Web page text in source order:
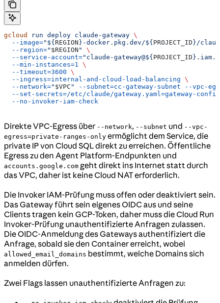
gcloud run deploy claude-gateway \
  --image=
"${ REGION }-docker.pkg.dev/${ PROJECT_ID }/
  --region=
" $REGION "
\
  --service-account=
"claude-gateway@${ PROJECT_ID
  --min-instances=1
\
  --timeout=3600
\
  --ingress=internal-and-cloud-load-balancing
\
  --network=
" $VPC " --subnet=cc-gateway-subnet --vpc-
--set-secrets=/etc/claude/gateway.yaml=gateway-
  --no-invoker-iam-check
Direkte VPC-Egress über --network, --subnet und --vpc-
egress=private-ranges-only ermöglicht dem Service, die
private IP von Cloud SQL direkt zu erreichen. Öffentliche
Egress zu den Agent Platform-Endpunkten und
accounts.google.com geht direkt ins Internet statt durch
das VPC, daher ist keine Cloud NAT erforderlich.
Die Invoker IAM-Prüfung muss offen oder deaktiviert sein.
Das Gateway führt sein eigenes OIDC aus und seine
Clients tragen kein GCP-Token, daher muss die Cloud Run
Invoker-Prüfung unauthentifizierte Anfragen zulassen.
Die OIDC-Anmeldung des Gateways authentifiziert die
Anfrage, sobald sie den Container erreicht, wobei
allowed_email_domains bestimmt, welche Domains sich
anmelden dürfen.
Zwei Flags lassen unauthentifizierte Anfragen zu: